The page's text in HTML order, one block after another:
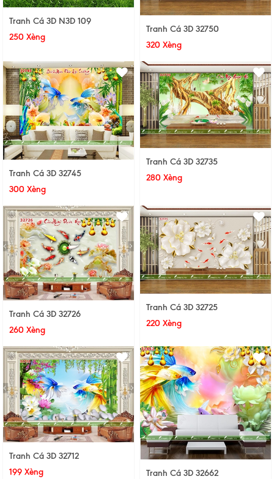
Tranh Cá 3D N3D 109
250 Xèng
Tranh Cá 3D 32750
320 Xèng
Tranh Cá 3D 32745
300 Xèng
Tranh Cá 3D 32735
280 Xèng
Tranh Cá 3D 32726
260 Xèng
Tranh Cá 3D 32725
220 Xèng
Tranh Cá 3D 32712
199 Xèng
Tranh Cá 3D 32662